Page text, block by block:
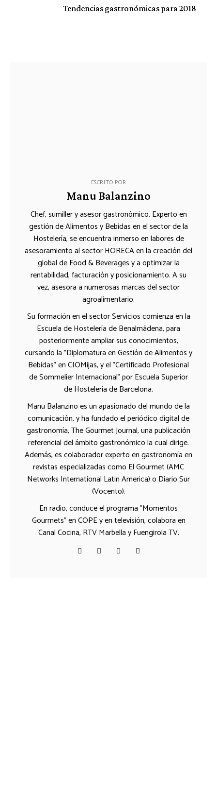
Tendencias gastronómicas para 2018
ESCRITO POR
Manu Balanzino
Chef, sumiller y asesor gastronómico. Experto en
gestión de Alimentos y Bebidas en el sector de la
Hostelería, se encuentra inmerso en labores de
asesoramiento al sector HORECA en la creación del
global de Food & Beverages y a optimizar la
rentabilidad, facturación y posicionamiento. A su
vez, asesora a numerosas marcas del sector
agroalimentario.
Su formación en el sector Servicios comienza en la
Escuela de Hostelería de Benalmádena, para
posteriormente ampliar sus conocimientos,
cursando la "Diplomatura en Gestión de Alimentos y
Bebidas" en CIOMijas, y el "Certificado Profesional
de Sommelier Internacional" por Escuela Superior
de Hostelería de Barcelona.
Manu Balanzino es un apasionado del mundo de la
comunicación, y ha fundado el periódico digital de
gastronomía, The Gourmet Journal, una publicación
referencial del ámbito gastronómico la cual dirige.
Además, es colaborador experto en gastronomía en
revistas especializadas como El Gourmet (AMC
Networks International Latin America) o Diario Sur
(Vocento).
En radio, conduce el programa "Momentos
Gourmets" en COPE y en televisión, colabora en
Canal Cocina, RTV Marbella y Fuengirola TV.